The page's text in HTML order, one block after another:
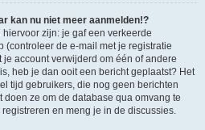
kan nu niet meer aanmelden!?
zijn: je gaf een verkeerde
(controleer de e-mail met je registratie
account verwijderd om één of andere
heb je dan ooit een bericht geplaatst? Het
tijd gebruikers, die nog geen berichten
ze om de database qua omvang te
en meng je in de discussies.